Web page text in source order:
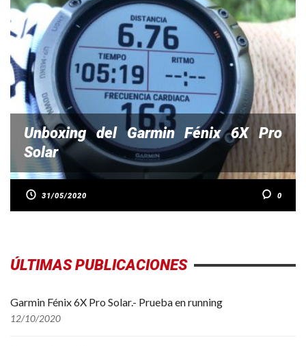
Unboxing del Garmin Fénix 6X Pro
Solar
31/05/2020 0
ÚLTIMAS PUBLICACIONES
Garmin Fénix 6X Pro Solar.- Prueba en running
12/10/2020